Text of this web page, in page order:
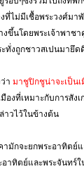
ที่ไม่มีเชื้อพระวงศ์มา
งขึ้นโดยพระเจ้าพาช
ะทั่งถูกชาวสเปนมายึ
า มาชูปิกชูน่าจะเป็น
องที่เหมาะกับการสัง
าวไว้ในข้างต้น
มักจะยกพระอาทิตย์
าทิตย์และพระจันทร์